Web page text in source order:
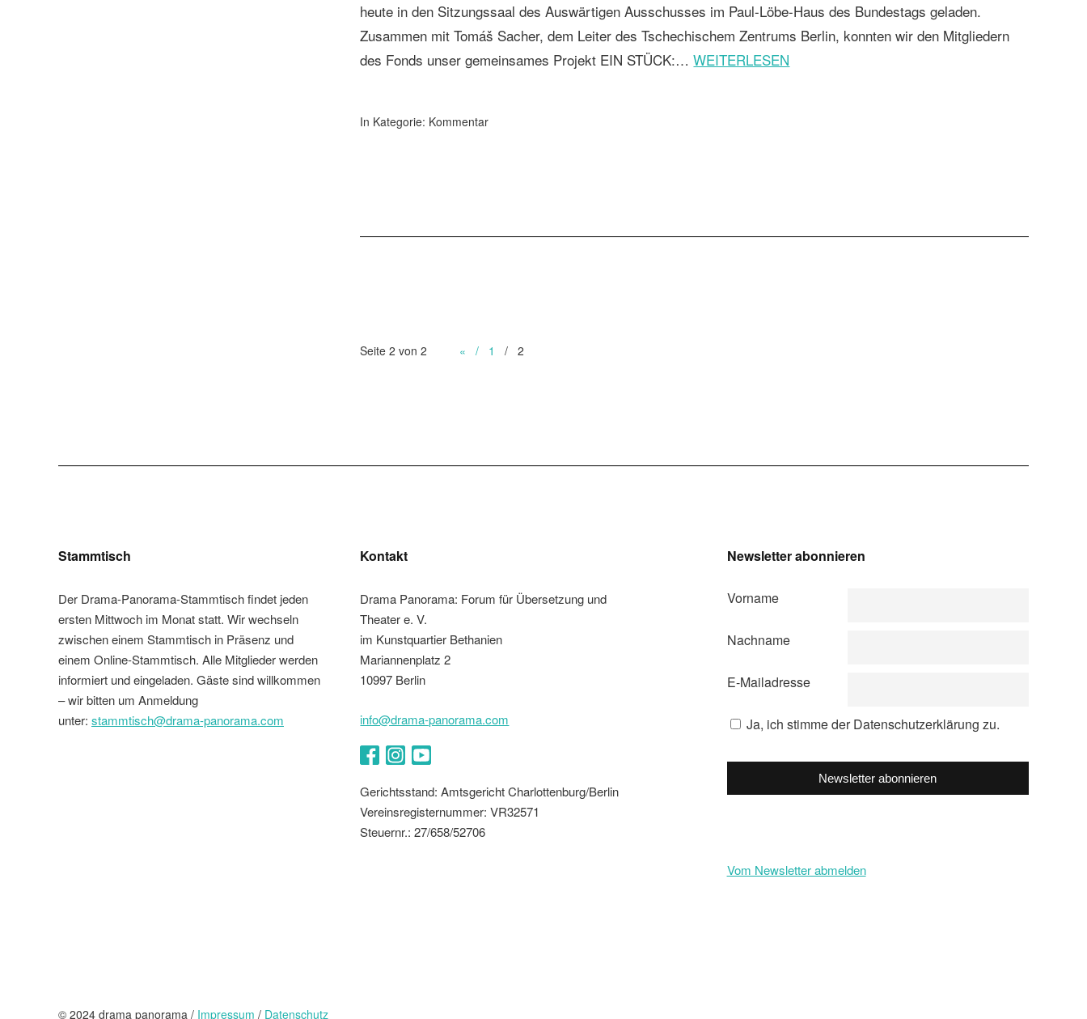
heute in den Sitzungssaal des Auswärtigen Ausschusses im Paul-Löbe-Haus des Bundestags geladen.
Zusammen mit Tomáš Sacher, dem Leiter des Tschechischem Zentrums Berlin, konnten wir den Mitgliedern
des Fonds unser gemeinsames Projekt EIN STÜCK:…WEITERLESEN
In Kategorie: Kommentar
Seite 2 von 2 « 1 2
Stammtisch
Der Drama-Panorama-Stammtisch findet jeden
ersten Mittwoch im Monat statt. Wir wechseln
zwischen einem Stammtisch in Präsenz und
einem Online-Stammtisch. Alle Mitglieder werden
informiert und eingeladen. Gäste sind willkommen
– wir bitten um Anmeldung
unter: stammtisch@drama-panorama.com
Kontakt
Drama Panorama: Forum für Übersetzung und
Theater e. V.
im Kunstquartier Bethanien
Mariannenplatz 2
10997 Berlin
info@drama-panorama.com
Gerichtsstand: Amtsgericht Charlottenburg/Berlin
Vereinsregisternummer: VR32571
Steuernr.: 27/658/52706
Newsletter abonnieren
Vorname
Nachname
E-Mailadresse
Ja, ich stimme der Datenschutzerklärung zu.
Newsletter abonnieren
Vom Newsletter abmelden
© 2024 drama panorama / Impressum / Datenschutz